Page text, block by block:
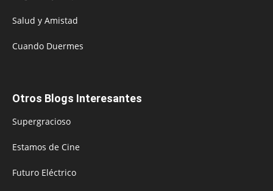
Salud y Amistad
Cuando Duermes
Otros Blogs Interesantes
Supergracioso
Estamos de Cine
Futuro Eléctrico